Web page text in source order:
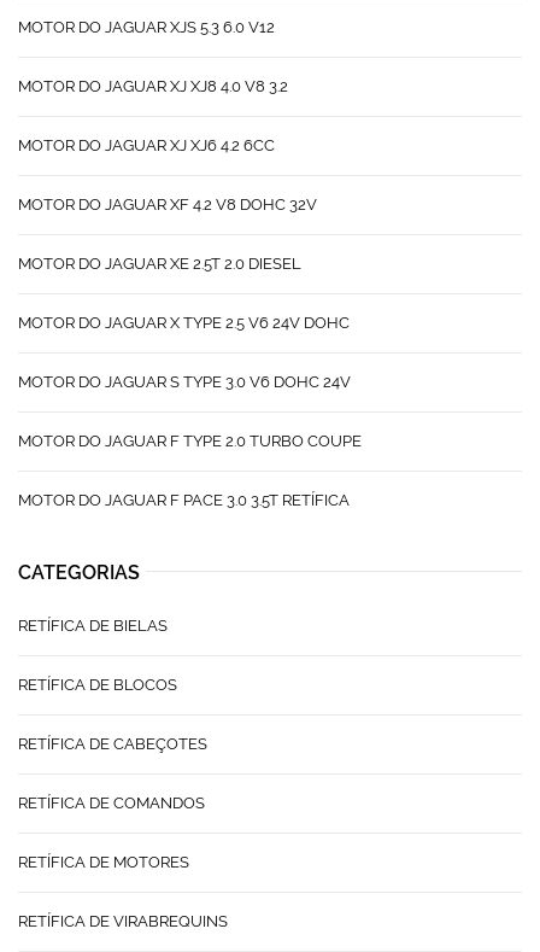
MOTOR DO JAGUAR XJS 5.3 6.0 V12
MOTOR DO JAGUAR XJ XJ8 4.0 V8 3.2
MOTOR DO JAGUAR XJ XJ6 4.2 6CC
MOTOR DO JAGUAR XF 4.2 V8 DOHC 32V
MOTOR DO JAGUAR XE 2.5T 2.0 DIESEL
MOTOR DO JAGUAR X TYPE 2.5 V6 24V DOHC
MOTOR DO JAGUAR S TYPE 3.0 V6 DOHC 24V
MOTOR DO JAGUAR F TYPE 2.0 TURBO COUPE
MOTOR DO JAGUAR F PACE 3.0 3.5T RETÍFICA
CATEGORIAS
RETÍFICA DE BIELAS
RETÍFICA DE BLOCOS
RETÍFICA DE CABEÇOTES
RETÍFICA DE COMANDOS
RETÍFICA DE MOTORES
RETÍFICA DE VIRABREQUINS